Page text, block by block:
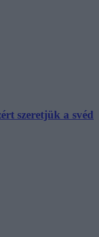
szeretjük a svéd